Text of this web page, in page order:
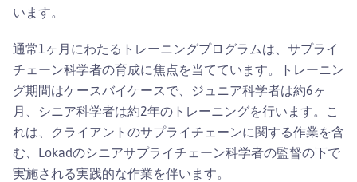
います。
通常1ヶ月にわたるトレーニングプログラムは、サプライ
チェーン科学者の育成に焦点を当てています。トレーニン
グ期間はケースバイケースで、ジュニア科学者は約6ヶ
月、シニア科学者は約2年のトレーニングを行います。こ
れは、クライアントのサプライチェーンに関する作業を含
む、Lokadのシニアサプライチェーン科学者の監督の下で
実施される実践的な作業を伴います。